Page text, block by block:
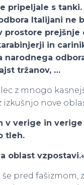
pripeljale s
Italijani ne
prostore prejšnje
in
narodnega
tržanov, …
z mnogo
izkušnjo nove
v verige in verige
tleh.
oblast
še pred fašizmom,